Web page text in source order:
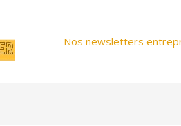
Nos newsletters